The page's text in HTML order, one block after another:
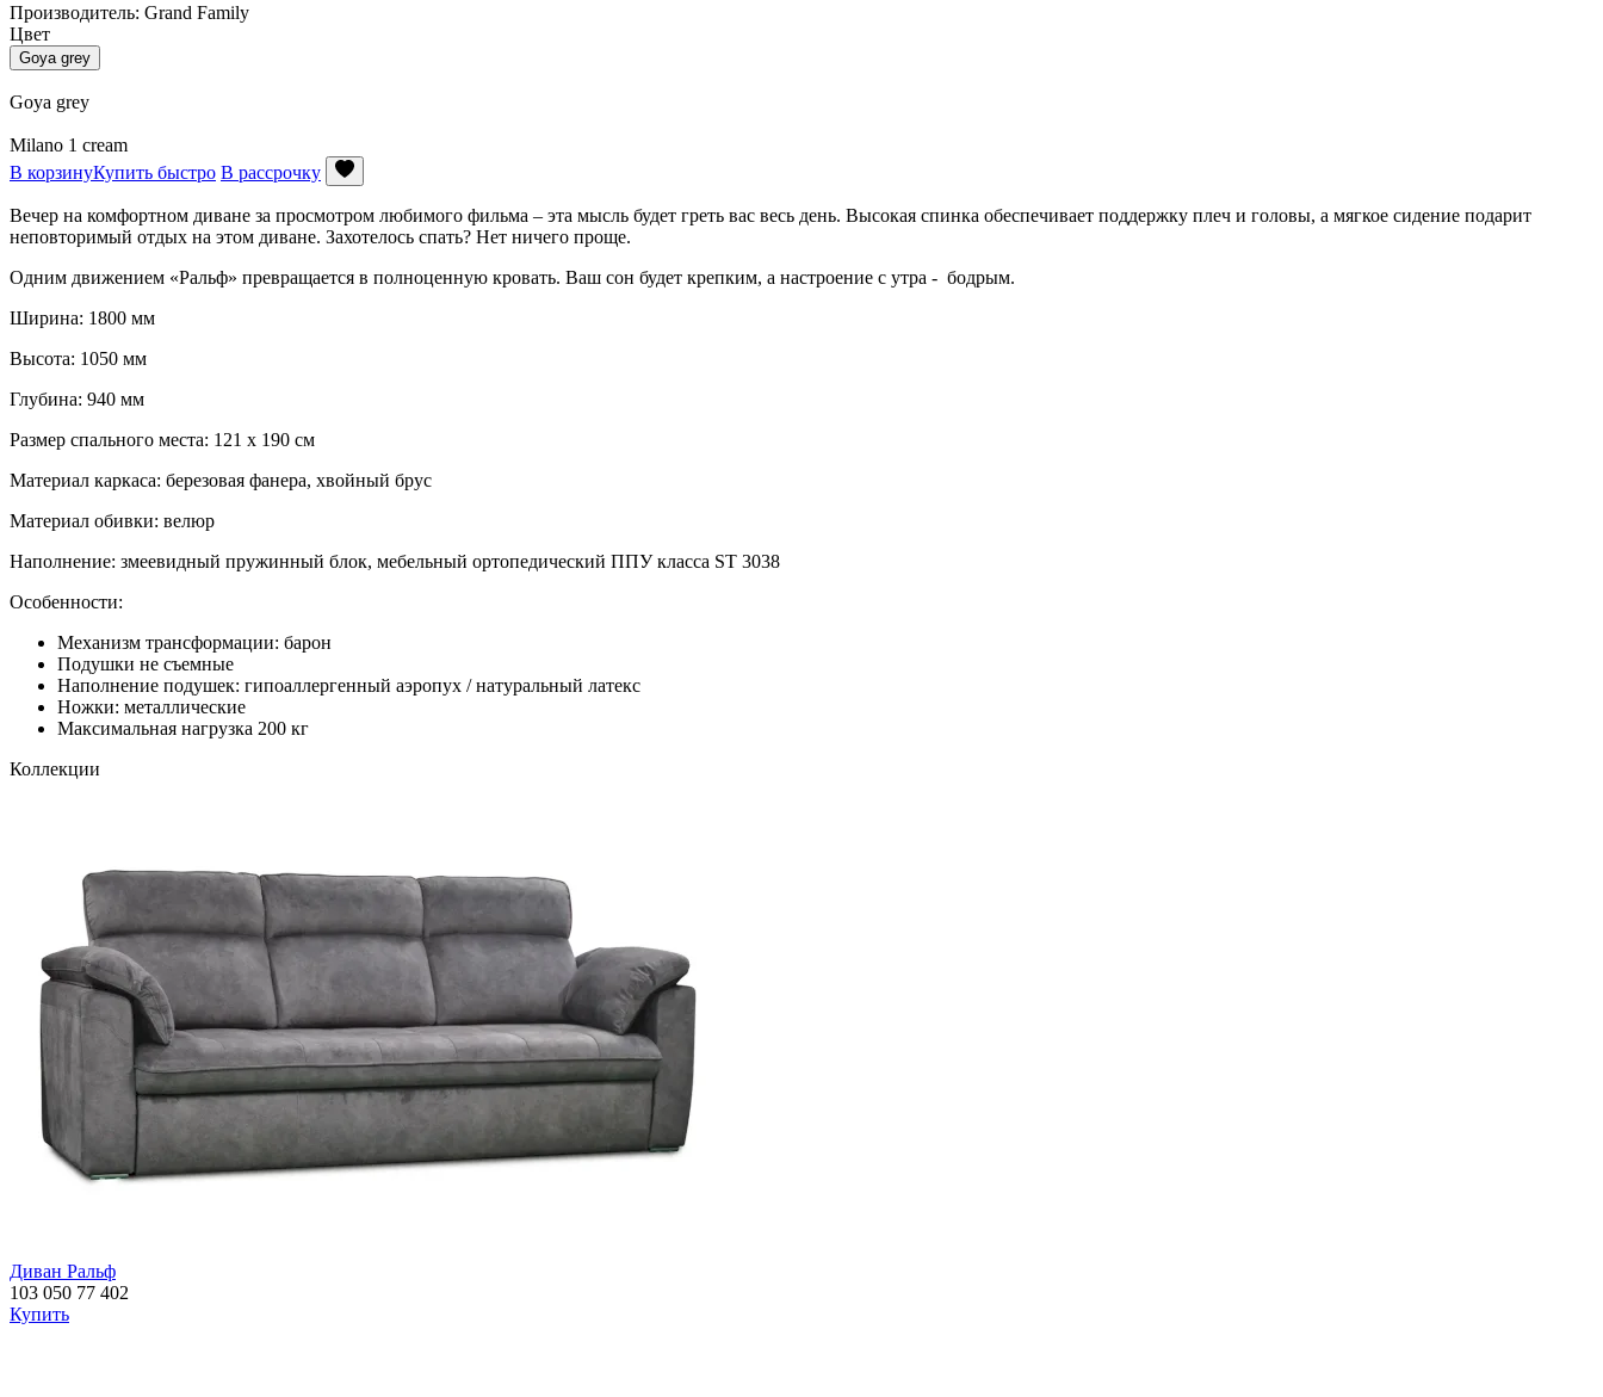
Производитель: Grand Family
Цвет
Goya grey
Goya grey
Milano 1 cream
В корзинуКупить быстро В рассрочку
Вечер на комфортном диване за просмотром любимого фильма – эта мысль будет греть вас весь день. Высокая спинка обеспечивает поддержку плеч и головы, а мягкое сидение подарит
неповторимый отдых на этом диване. Захотелось спать? Нет ничего проще.
Одним движением «Ральф» превращается в полноценную кровать. Ваш сон будет крепким, а настроение с утра - бодрым.
Ширина: 1800 мм
Высота: 1050 мм
Глубина: 940 мм
Размер спального места: 121 х 190 см
Материал каркаса: березовая фанера, хвойный брус
Материал обивки: велюр
Наполнение: змеевидный пружинный блок, мебельный ортопедический ППУ класса ST 3038
Особенности:
Механизм трансформации: барон
Подушки не съемные
Наполнение подушек: гипоаллергенный аэропух / натуральный латекс
Ножки: металлические
Максимальная нагрузка 200 кг
Коллекции
Диван Ральф
103 050 77 402
Купить